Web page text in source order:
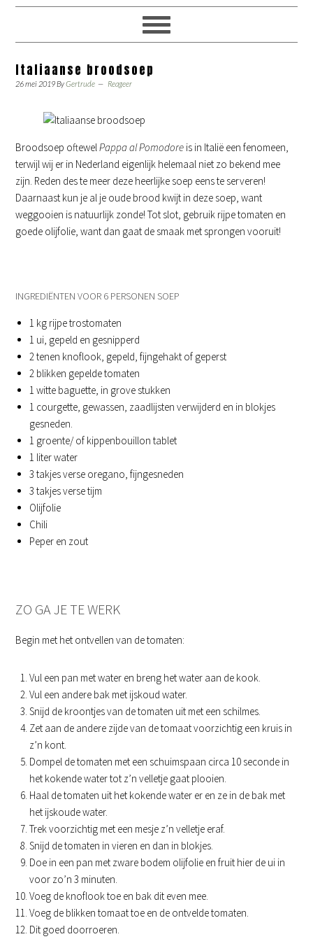
Italiaanse broodsoep
26 mei 2019ByGertrude Reageer
Broodsoep oftewelPappa al Pomodore is in Italië een fenomeen,
terwijl wij er in Nederland eigenlijk helemaal niet zo bekend mee
zijn. Reden des te meer deze heerlijke soep eens te serveren!
Daarnaast kun je al je oude brood kwijt in deze soep, want
weggooien is natuurlijk zonde! Tot slot, gebruik rijpe tomaten en
goede olijfolie, want dan gaat de smaak met sprongen vooruit!
INGREDIËNTEN VOOR 6 PERSONEN SOEP
1 kg rijpe trostomaten
1 ui, gepeld en gesnipperd
2 tenen knoflook, gepeld, fijngehakt of geperst
2 blikken gepelde tomaten
1 witte baguette, in grove stukken
1 courgette, gewassen, zaadlijsten verwijderd en in blokjes
gesneden.
1 groente/ of kippenbouillon tablet
1 liter water
3 takjes verse oregano, fijngesneden
3 takjes verse tijm
Olijfolie
Chili
Peper en zout
ZO GA JE TE WERK
Begin met het ontvellen van de tomaten:
Vul een pan met water en breng het water aan de kook.
Vul een andere bak met ijskoud water.
Snijd de kroontjes van de tomaten uit met een schilmes.
Zet aan de andere zijde van de tomaat voorzichtig een kruis in
z’n kont.
Dompel de tomaten met een schuimspaan circa 10 seconde in
het kokende water tot z’n velletje gaat plooien.
Haal de tomaten uit het kokende water er en ze in de bak met
het ijskoude water.
Trek voorzichtig met een mesje z’n velletje eraf.
Snijd de tomaten in vieren en dan in blokjes.
Doe in een pan met zware bodem olijfolie en fruit hier de ui in
voor zo’n 3 minuten.
Voeg de knoflook toe en bak dit even mee.
Voeg de blikken tomaat toe en de ontvelde tomaten.
Dit goed doorroeren.